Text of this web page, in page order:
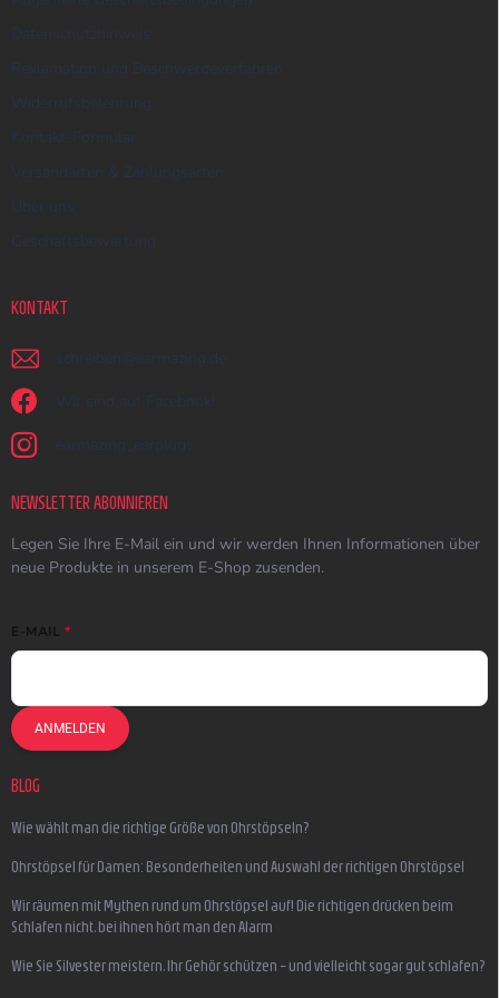
Datenschutzhinweis
Reklamation und Beschwerdeverfahren
Widerrufsbelehrung
Kontakt-Formular
Versandarten & Zahlungsarten
Über uns
Geschäftsbewertung
KONTAKT
schreiben @ earmazing.de
Wir sind auf Facebook!
earmazing_earplugs
NEWSLETTER ABONNIEREN
Legen Sie Ihre E-Mail ein und wir werden Ihnen Informationen über
neue Produkte in unserem E-Shop zusenden.
E-MAIL
ANMELDEN
BLOG
Wie wählt man die richtige Größe von Ohrstöpseln?
Ohrstöpsel für Damen: Besonderheiten und Auswahl der richtigen Ohrstöpsel
Wir räumen mit Mythen rund um Ohrstöpsel auf! Die richtigen drücken beim
Schlafen nicht, bei ihnen hört man den Alarm
Wie Sie Silvester meistern, Ihr Gehör schützen – und vielleicht sogar gut schlafen?